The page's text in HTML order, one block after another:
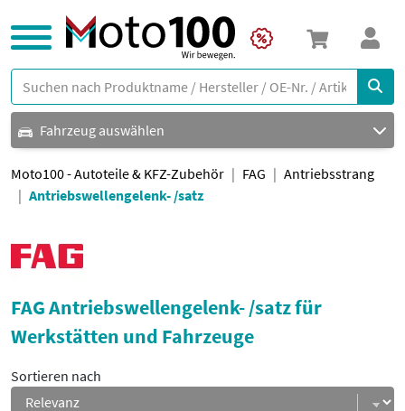
Fahrzeug auswählen
Moto100 - Autoteile & KFZ-Zubehör FAG
Antriebsstrang
Antriebswellengelenk- /satz
FAG Antriebswellengelenk- /satz für
Werkstätten und Fahrzeuge
Sortieren nach